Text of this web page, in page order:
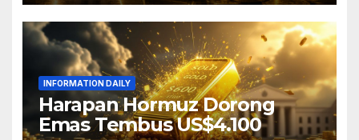
INFORMATION DAILY
Harapan Hormuz Dorong
Emas Tembus US$4.100